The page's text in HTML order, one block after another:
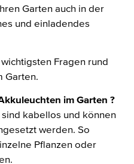
Garten auch in der
und einladendes
Fragen rund
Garten.
im Garten ?
kabellos und können
werden. So
Pflanzen oder